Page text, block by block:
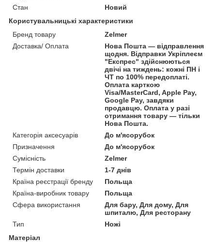
Стан
Новий
Користувальницькі характеристики
Бренд товару
Zelmer
Доставка/ Оплата
Нова Пошта — відправлення
щодня. Відправки Укріплеєм
"Експрес" здійснюються
двічі на тиждень: кожні ПН і
ЧТ по 100% передоплаті.
Оплата карткою
Visa/MasterCard, Apple Pay,
Google Pay, завдяки
продавцю. Оплата у разі
отримання товару — тільки
Нова Пошта.
Категорія аксесуарів
До м'ясорубок
Призначення
До м'ясорубок
Сумісність
Zelmer
Термін доставки
1-7 днів
Країна реєстрації бренду
Польща
Країна-виробник товару
Польща
Сфера використання
Для бару, Для дому, Для
шпиталю, Для ресторану
Тип
Ножі
Матеріал